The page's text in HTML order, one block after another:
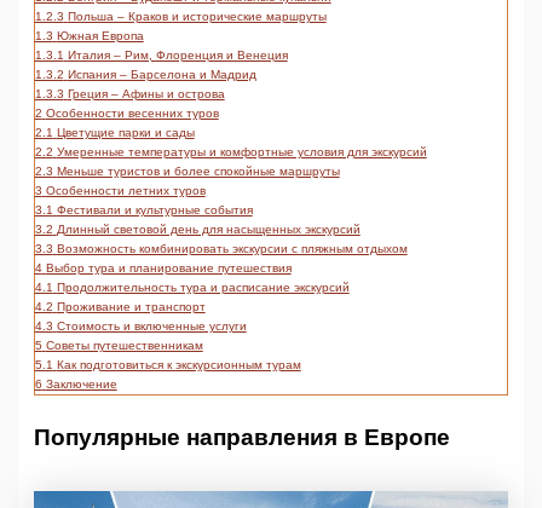
1.2.3 Польша – Краков и исторические маршруты
1.3 Южная Европа
1.3.1 Италия – Рим, Флоренция и Венеция
1.3.2 Испания – Барселона и Мадрид
1.3.3 Греция – Афины и острова
2 Особенности весенних туров
2.1 Цветущие парки и сады
2.2 Умеренные температуры и комфортные условия для экскурсий
2.3 Меньше туристов и более спокойные маршруты
3 Особенности летних туров
3.1 Фестивали и культурные события
3.2 Длинный световой день для насыщенных экскурсий
3.3 Возможность комбинировать экскурсии с пляжным отдыхом
4 Выбор тура и планирование путешествия
4.1 Продолжительность тура и расписание экскурсий
4.2 Проживание и транспорт
4.3 Стоимость и включенные услуги
5 Советы путешественникам
5.1 Как подготовиться к экскурсионным турам
6 Заключение
Популярные направления в Европе